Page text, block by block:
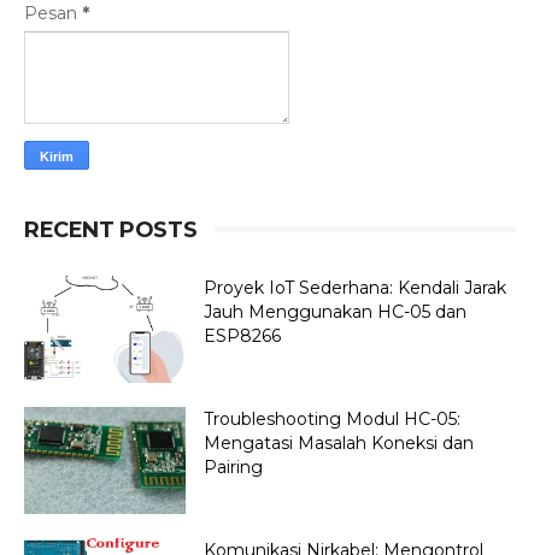
Pesan *
RECENT POSTS
Proyek IoT Sederhana: Kendali Jarak
Jauh Menggunakan HC-05 dan
ESP8266
Troubleshooting Modul HC-05:
Mengatasi Masalah Koneksi dan
Pairing
Komunikasi Nirkabel: Mengontrol